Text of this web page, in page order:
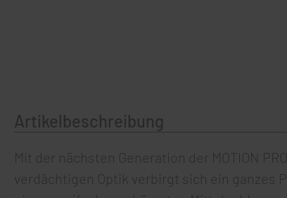
Artikelbeschreibung
Mit der nächsten Generation der MOTION
verdächtigen Optik verbirgt sich ein